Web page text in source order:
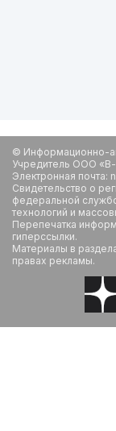
© Информационно-
Учредитель ООО «В-
Электронная почта:
Свидетельство о
федеральной
технологий и
Перепечатка
гиперссылки.
Материалы в
правах рекламы.